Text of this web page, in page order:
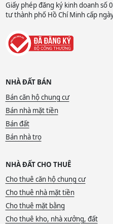
Giấy phép đăng ký kinh doanh số
tư thành phố Hồ Chí Minh cấp
NHÀ ĐẤT BÁN
Bán căn hộ chung cư
Bán nhà mặt tiền
Bán đất
Bán nhà trọ
NHÀ ĐẤT CHO THUÊ
Cho thuê căn hộ chung cư
Cho thuê nhà mặt tiền
Cho thuê mặt bằng
Cho thuê kho, nhà xưởng, đất